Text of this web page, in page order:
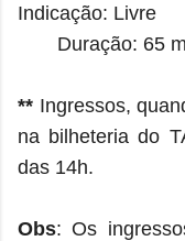
Indicação: Livre
Duração: 65
** Ingressos,
na bilheteria do
das 14h.
Obs: Os